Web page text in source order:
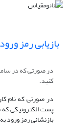
بازیابی رمز ورود
در صورتی که در
کنید.
در صورتی که نام
پست الکترونیکی که
بازنشانی رمز ورود